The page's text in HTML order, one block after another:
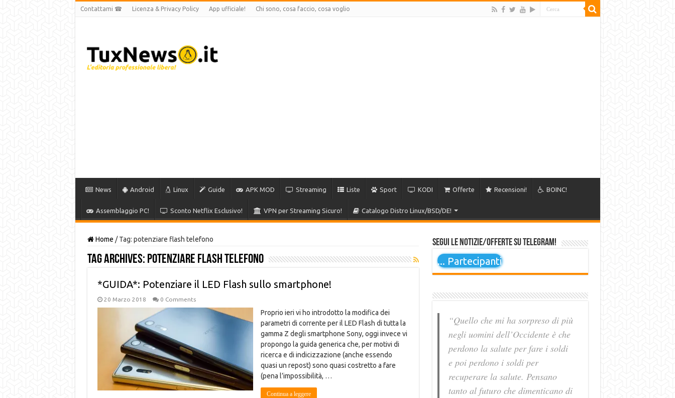
Contattami ☎ Licenza & Privacy Policy App ufficiale! Chi sono, cosa faccio, cosa voglio
News Android Linux Guide APK MOD Streaming Liste Sport KODI Offerte Recensioni! BOINC!
Assemblaggio PC! Sconto Netflix Esclusivo! VPN per Streaming Sicuro! Catalogo Distro Linux/BSD/DE!
Home / Tag: potenziare flash telefono
Tag Archives: potenziare flash telefono
*GUIDA*: Potenziare il LED Flash sullo smartphone!
20 Marzo 2018 0 Comments
Proprio ieri vi ho introdotto la modifica dei
parametri di corrente per il LED Flash di tutta la
gamma Z degli smartphone Sony, oggi invece vi
propongo la guida generica che, per motivi di
ricerca e di indicizzazione (anche essendo
quasi un repost) sono quasi costretto a fare
(pena l’impossibilità, …
Continua a leggere
Segui le notizie/offerte su Telegram!
... Partecipanti
“Quello che mi ha sorpreso di più
negli uomini dell’Occidente è che
perdono la salute per fare i soldi
e poi perdono i soldi per
recuperare la salute. Pensano
tanto al futuro che dimenticano di